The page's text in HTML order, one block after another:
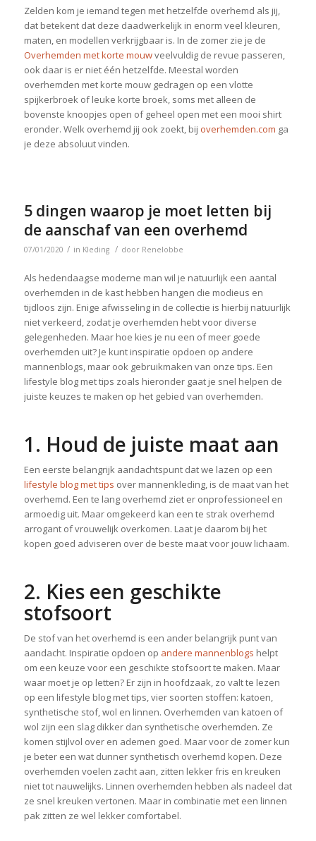
Zelden kom je iemand tegen met hetzelfde overhemd als jij,
dat betekent dat deze daadwerkelijk in enorm veel kleuren,
maten, en modellen verkrijgbaar is. In de zomer zie je de
Overhemden met korte mouwveelvuldig de revue passeren,
ook daar is er niet één hetzelfde. Meestal worden
overhemden met korte mouw gedragen op een vlotte
spijkerbroek of leuke korte broek, soms met alleen de
bovenste knoopjes open of geheel open met een mooi shirt
eronder. Welk overhemd jij ook zoekt, bij overhemden.com ga
je deze absoluut vinden.
5 dingen waarop je moet letten bij
de aanschaf van een overhemd
07/01/2020 / in Kleding / door Renelobbe
Als hedendaagse moderne man wil je natuurlijk een aantal
overhemden in de kast hebben hangen die modieus en
tijdloos zijn. Enige afwisseling in de collectie is hierbij natuurlijk
niet verkeerd, zodat je overhemden hebt voor diverse
gelegenheden. Maar hoe kies je nu een of meer goede
overhemden uit? Je kunt inspiratie opdoen op andere
mannenblogs, maar ook gebruikmaken van onze tips. Een
lifestyle blog met tips zoals hieronder gaat je snel helpen de
juiste keuzes te maken op het gebied van overhemden.
1. Houd de juiste maat aan
Een eerste belangrijk aandachtspunt dat we lazen op een
lifestyle blog met tips over mannenkleding, is de maat van het
overhemd. Een te lang overhemd ziet er onprofessioneel en
armoedig uit. Maar omgekeerd kan een te strak overhemd
arrogant of vrouwelijk overkomen. Laat je daarom bij het
kopen goed adviseren over de beste maat voor jouw lichaam.
2. Kies een geschikte
stofsoort
De stof van het overhemd is een ander belangrijk punt van
aandacht. Inspiratie opdoen op andere mannenblogs helpt
om een keuze voor een geschikte stofsoort te maken. Maar
waar moet je op letten? Er zijn in hoofdzaak, zo valt te lezen
op een lifestyle blog met tips, vier soorten stoffen: katoen,
synthetische stof, wol en linnen. Overhemden van katoen of
wol zijn een slag dikker dan synthetische overhemden. Ze
komen stijlvol over en ademen goed. Maar voor de zomer kun
je beter een wat dunner synthetisch overhemd kopen. Deze
overhemden voelen zacht aan, zitten lekker fris en kreuken
niet tot nauwelijks. Linnen overhemden hebben als nadeel dat
ze snel kreuken vertonen. Maar in combinatie met een linnen
pak zitten ze wel lekker comfortabel.